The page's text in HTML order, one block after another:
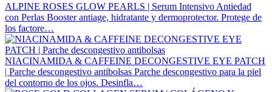
ALPINE ROSES GLOW PEARLS | Serum Intensivo Antiedad
con Perlas Booster antiage, hidratante y dermoprotector. Protege de
los factore…
NIACINAMIDA & CAFFEINE DECONGESTIVE EYE PATCH
| Parche descongestivo antibolsas Parche descongestivo para la piel
del contorno de los ojos. Desinfla…